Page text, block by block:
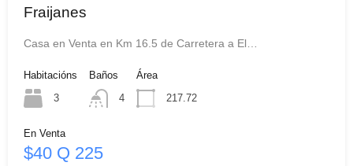
Fraijanes
Casa en Venta en Km 16.5 de Carretera a El…
Habitacións
3
Baños
4
Área
217.72
En Venta
$40 Q 225